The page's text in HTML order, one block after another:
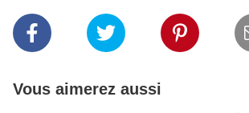
Vous aimerez aussi